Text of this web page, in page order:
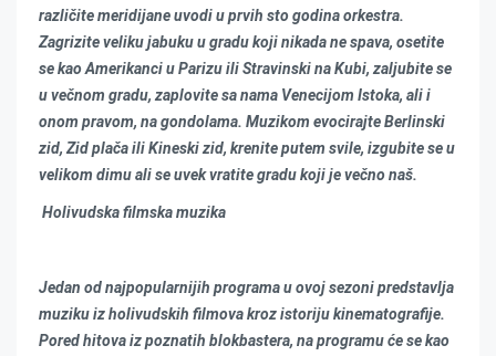
različite meridijane uvodi u prvih sto godina orkestra.
Zagrizite veliku jabuku u gradu koji nikada ne spava, osetite
se kao Amerikanci u Parizu ili Stravinski na Kubi, zalјubite se
u večnom gradu, zaplovite sa nama Venecijom Istoka, ali i
onom pravom, na gondolama. Muzikom evocirajte Berlinski
zid, Zid plača ili Kineski zid, krenite putem svile, izgubite se u
velikom dimu ali se uvek vratite gradu koji je večno naš.
Holivudska filmska muzika
Jedan od najpopularnijih programa u ovoj sezoni predstavlja
muziku iz holivudskih filmova kroz istoriju kinematografije.
Pored hitova iz poznatih blokbastera, na programu će se kao